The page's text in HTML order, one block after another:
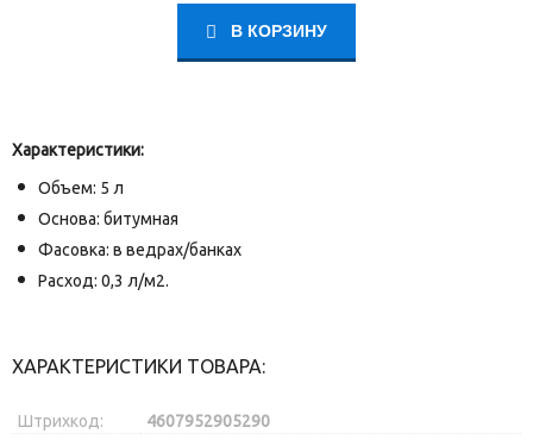
В КОРЗИНУ
Характеристики:
Объем: 5 л
Основа: битумная
Фасовка: в ведрах/банках
Расход: 0,3 л/м2.
ХАРАКТЕРИСТИКИ ТОВАРА:
Штрихкод:
4607952905290